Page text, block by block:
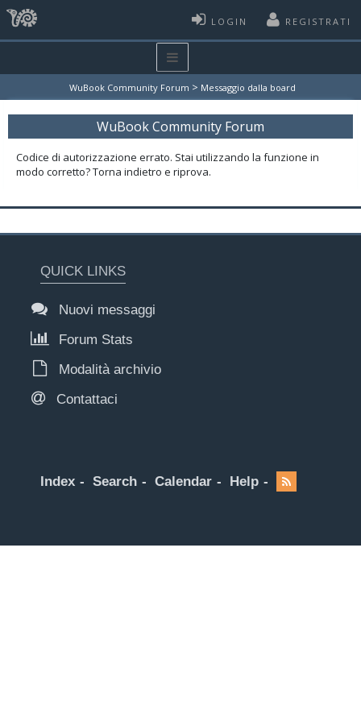
LOGIN REGISTRATI
WuBook Community Forum > Messaggio dalla board
WuBook Community Forum
Codice di autorizzazione errato. Stai utilizzando la funzione in
modo corretto? Torna indietro e riprova.
QUICK LINKS
Nuovi messaggi
Forum Stats
Modalità archivio
Contattaci
Index Search Calendar Help